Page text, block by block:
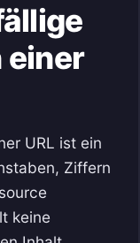
einer
URL ist ein
Ziffern
keine